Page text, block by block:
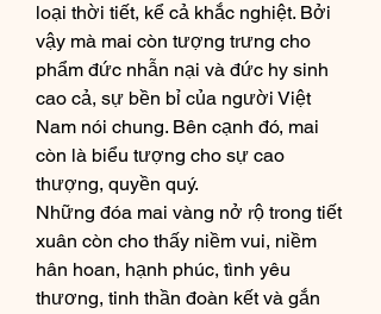
loại thời tiết, kể cả khắc nghiệt. Bởi
vậy mà mai còn tượng trưng cho
phẩm đức nhẫn nại và đức hy sinh
cao cả, sự bền bỉ của người Việt
Nam nói chung. Bên cạnh đó, mai
còn là biểu tượng cho sự cao
thượng, quyền quý.
Những đóa mai vàng nở rộ trong tiết
xuân còn cho thấy niềm vui, niềm
hân hoan, hạnh phúc, tình yêu
thương, tinh thần đoàn kết và gắn